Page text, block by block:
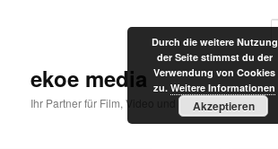
ekoe media
Ihr Partner für Film, Video und Internet
Durch die weitere Nutzung
der Seite stimmst du der
Verwendung von Cookies
zu. Weitere Informationen
Akzeptieren